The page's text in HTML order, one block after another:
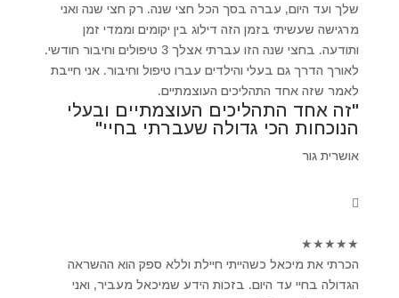
שלך ועד היום, עברה בסך הכל חצי שנה. רק חצי שנה ואני
מרגישה שעשיתי בזמן הזה דילוג בין יקומים וממדי זמן
ותודעה. בחצי שנה הזו עברתי אצלך 3 טיפולים וחיבור חודשי.
לאורך הדרך גם בעלי והילדים עברו טיפול וחיבור. אני חייבת
לאמר שזה אחד התהליכים העוצמתיים.
"זה אחד התהליכים העוצמתיים ובעלי
הנוכחות הכי גדולה שעברתי בחיי"
אושרית גור
★
★
★
★
★
הכרתי את מיכאל כשהייתי חיילת וללא ספק הוא ההשראה
הגדולה בחיי עד היום. בזכות הידע שמיכאל מעביר, ואני